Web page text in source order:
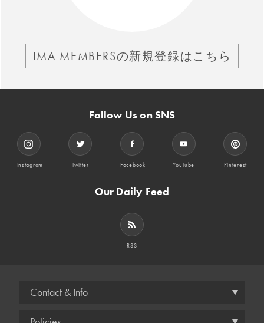
IMA MEMBERSの新規登録はこちら
Follow Us on SNS
Instagram Twitter Facebook YouTube Pinterest
Our Daily Feed
RSS
Contact & Info